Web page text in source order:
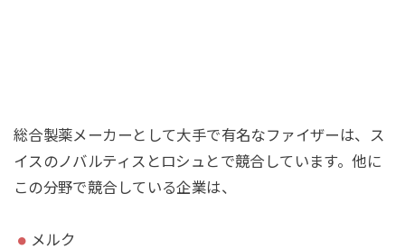
総合製薬メーカーとして大手で有名なファイザーは、ス
イスのノバルティスとロシュとで競合しています。他に
この分野で競合している企業は、
メルク